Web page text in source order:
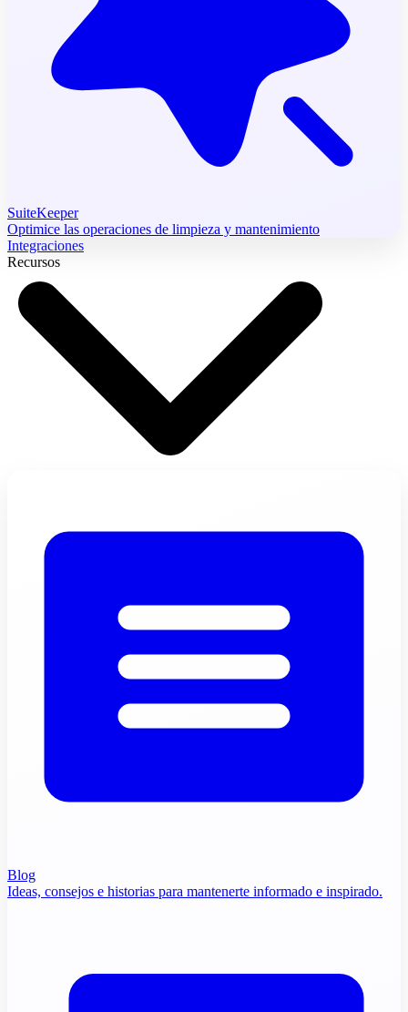
SuiteKeeper
Optimice las operaciones de limpieza y mantenimiento
Integraciones
Recursos
Blog
Ideas, consejos e historias para mantenerte informado e inspirado.